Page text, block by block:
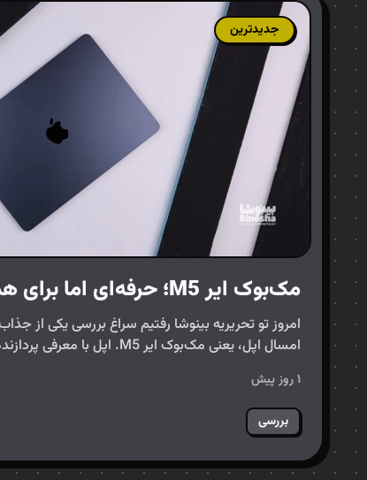
جدیدترین
مک‌بوک ایر M5؛ حرفه‌ای اما برای همه!
امروز تو تحریریه بینوشا رفتیم سراغ بررسی یکی از
۱ روز پیش
بررسی